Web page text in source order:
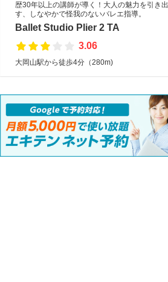
歴30年以上の講師が導く！大人の魅力を引き出
す、しなやかで怪我のないバレエ指導。
Ballet Studio Plier 2 TA
3.06
大岡山駅から徒歩4分（280m)